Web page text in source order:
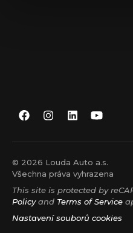
© 2026 Louda Auto a.s.
Všechna práva vyhrazena
This site is protected by
Policyand Terms of Service
Nastavení souborů cookies